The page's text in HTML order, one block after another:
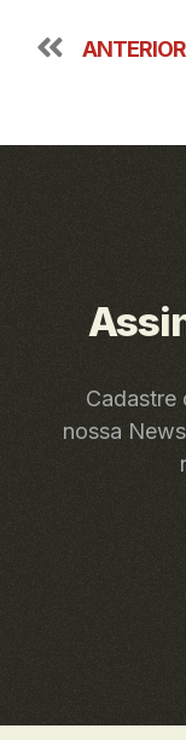
ANTERIOR
Cadastre
nossa